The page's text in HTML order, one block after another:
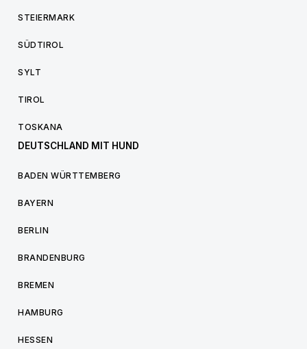
STEIERMARK
SÜDTIROL
SYLT
TIROL
TOSKANA
DEUTSCHLAND MIT HUND
BADEN WÜRTTEMBERG
BAYERN
BERLIN
BRANDENBURG
BREMEN
HAMBURG
HESSEN